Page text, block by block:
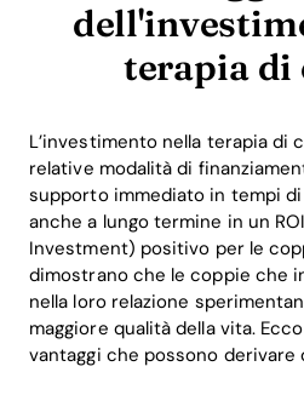
terapia di
L’investimento nella terapia di
relative modalità di
supporto immediato in tempi
anche a lungo termine in un
Investment) positivo per le
dimostrano che le coppie che
nella loro relazione
maggiore qualità della vita.
vantaggi che possono